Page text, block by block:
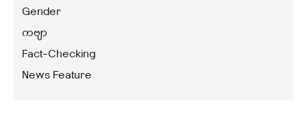
Gender
ကဗျာ
Fact-Checking
News Feature